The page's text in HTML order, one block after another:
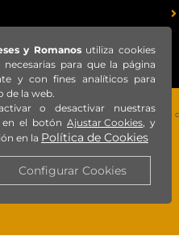
los derechos reservados – Federación
y Romanosutiliza cookies
para que la página
y con fines analíticos para
de la web.
o desactivar nuestras
en el botón Ajustar Cookies, y
en la Política de Cookies
Configurar Cookies